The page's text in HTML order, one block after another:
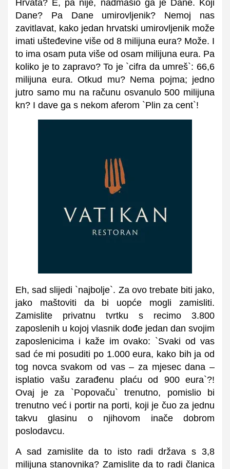
Hrvata? E, pa nije, nadmašio ga je Dane. Koji
Dane? Pa Dane umirovljenik? Nemoj nas
zavitlavat, kako jedan hrvatski umirovljenik može
imati ušteđevine više od 8 milijuna eura? Može. I
to ima osam puta više od osam milijuna eura. Pa
koliko je to zapravo? To je `cifra da umreš`: 66,6
milijuna eura. Otkud mu? Nema pojma; jedno
jutro samo mu na računu osvanulo 500 milijuna
kn? I dave ga s nekom aferom `Plin za cent`!
Eh, sad slijedi `najbolje`. Za ovo trebate biti jako,
jako maštoviti da bi uopće mogli zamisliti.
Zamislite privatnu tvrtku s recimo 3.800
zaposlenih u kojoj vlasnik dođe jedan dan svojim
zaposlenicima i kaže im ovako: `Svaki od vas
sad će mi posuditi po 1.000 eura, kako bih ja od
tog novca svakom od vas – za mjesec dana –
isplatio vašu zarađenu plaću od 900 eura`?!
Ovaj je za `Popovaču` trenutno, pomislio bi
trenutno već i portir na porti, koji je čuo za jednu
takvu glasinu o njihovom inače dobrom
poslodavcu.
A sad zamislite da to isto radi država s 3,8
milijuna stanovnika? Zamislite da to radi članica